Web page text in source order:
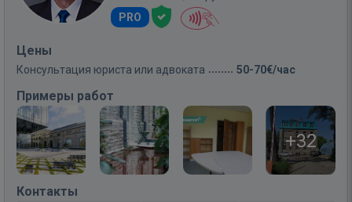
PRO
Цены
Консультация юриста или адвоката 50-70€/час
Примеры работ
+32
Контакты